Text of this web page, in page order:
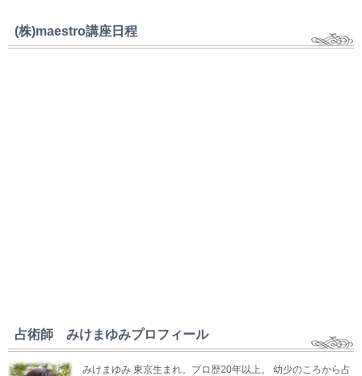
(株)maestro講座日程
占術師 みけまゆみプロフィール
みけまゆみ 東京生まれ。プロ歴20年以上。 幼少のころから占